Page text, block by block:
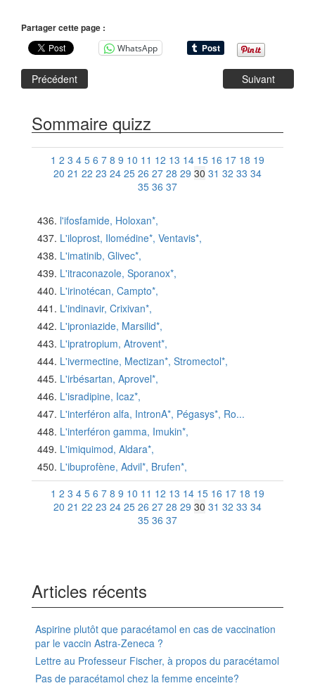
Partager cette page :
WhatsApp
Précédent Suivant
Sommaire quizz
1 2 3 4 5 6 7 8 9 10 11 12 13 14 15 16 17 18 19
20 21 22 23 24 25 26 27 28 29 30 31 32 33 34
35 36 37
l'ifosfamide, Holoxan*,
L'iloprost, Ilomédine*, Ventavis*,
L'imatinib, Glivec*,
L'itraconazole, Sporanox*,
L'irinotécan, Campto*,
L'indinavir, Crixivan*,
L'iproniazide, Marsilid*,
L'ipratropium, Atrovent*,
L'ivermectine, Mectizan*, Stromectol*,
L'irbésartan, Aprovel*,
L'isradipine, Icaz*,
L'interféron alfa, IntronA*, Pégasys*, Ro...
L'interféron gamma, Imukin*,
L'imiquimod, Aldara*,
L'ibuprofène, Advil*, Brufen*,
1 2 3 4 5 6 7 8 9 10 11 12 13 14 15 16 17 18 19
20 21 22 23 24 25 26 27 28 29 30 31 32 33 34
35 36 37
Articles récents
Aspirine plutôt que paracétamol en cas de vaccination
par le vaccin Astra-Zeneca ?
Lettre au Professeur Fischer, à propos du paracétamol
Pas de paracétamol chez la femme enceinte?